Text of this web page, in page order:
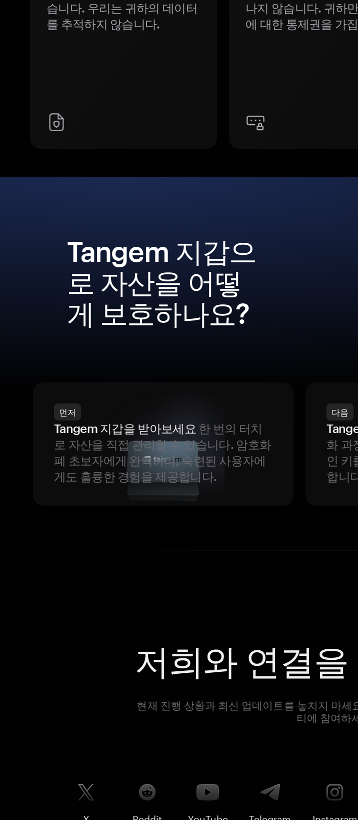
습니다. 우리는 귀하의 데이터
를 추적하지 않습니다.
나지 않습니다. 귀하
에 대한 통제권을 가
Tangem 지갑으
로 자산을 어떻
게 보호하나요?
먼저
Tangem 지갑을 받아보세요 한 번의 터치
로 자산을 직접 관리할 수 있습니다. 암호화
폐 초보자에게 완벽하며, 숙련된 사용자에
게도 훌륭한 경험을 제공합니다.
다음
화 과
인 키
합니
저희와 연결
현재 진행 상황과 최신 업데이트를 놓치지 마
티에 참여하